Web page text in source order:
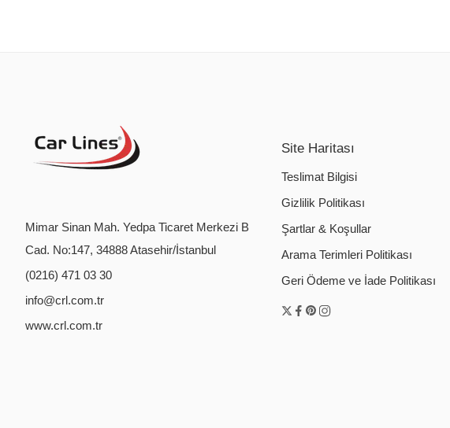
Mimar Sinan Mah. Yedpa Ticaret Merkezi B
Cad. No:147, 34888 Atasehir/İstanbul
(0216) 471 03 30
info@crl.com.tr
www.crl.com.tr
Site Haritası
Teslimat Bilgisi
Gizlilik Politikası
Şartlar & Koşullar
Arama Terimleri Politikası
Geri Ödeme ve İade Politikası